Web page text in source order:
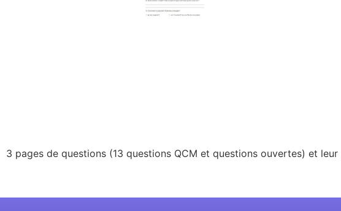
3 pages de questions (13 questions QCM et questions ouvertes) et